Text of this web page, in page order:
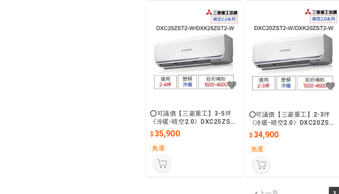
⭕可議價【三菱重工】3-5坪
《冷暖-晴空2.0》DXC25ZST
2-W/DXK25ZST2-W變頻一級
最省電
35,900
免運
⭕可議價【三菱重工】2-3坪
《冷暖-晴空2.0》DXC20ZST
2-W/DXK20ZST2-W變頻一級
最省電
34,900
免運